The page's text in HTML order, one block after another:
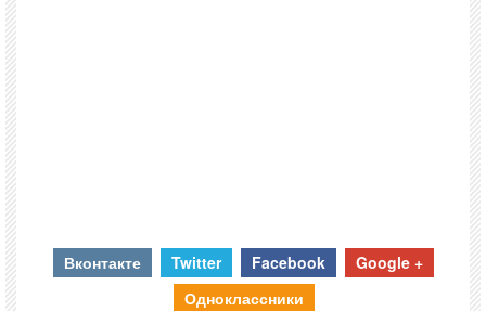
Вконтакте Twitter Facebook
Google +
Одноклассники